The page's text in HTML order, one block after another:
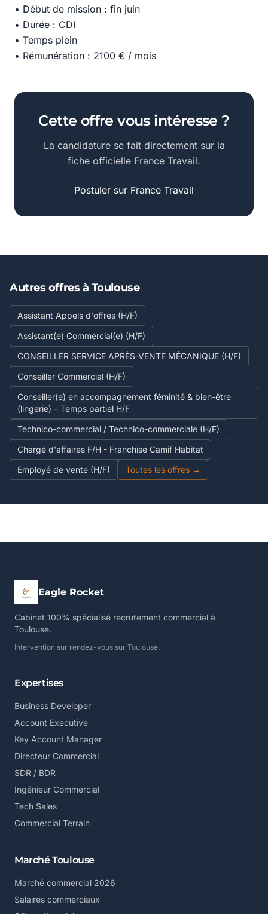
• Début de mission : fin juin
• Durée : CDI
• Temps plein
• Rémunération : 2100 € / mois
Cette offre vous intéresse ?
La candidature se fait directement sur la
fiche officielle France Travail.
Postuler sur France Travail
Autres offres à Toulouse
Assistant Appels d'offres (H/F)
Assistant(e) Commercial(e) (H/F)
CONSEILLER SERVICE APRÈS-VENTE MÉCANIQUE (H/F)
Conseiller Commercial (H/F)
Conseiller(e) en accompagnement féminité & bien-être
(lingerie) – Temps partiel H/F
Technico-commercial / Technico-commerciale (H/F)
Chargé d'affaires F/H - Franchise Camif Habitat
Employé de vente (H/F)
Toutes les offres →
Eagle Rocket
Cabinet 100% spécialisé recrutement commercial à
Toulouse.
Intervention sur rendez-vous sur Toulouse.
Expertises
Business Developer
Account Executive
Key Account Manager
Directeur Commercial
SDR / BDR
Ingénieur Commercial
Tech Sales
Commercial Terrain
Marché Toulouse
Marché commercial 2026
Salaires commerciaux